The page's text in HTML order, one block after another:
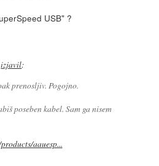
USB" ?
izjavil:
prenosljiv. Pogojno.
poseben kabel. Sam ga nisem
aauesp...